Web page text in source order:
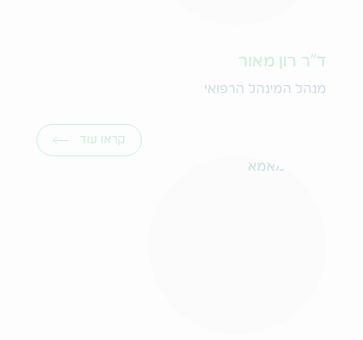
ד"ר רון מאור
מנהל המינהל הרפואי
קראו עוד